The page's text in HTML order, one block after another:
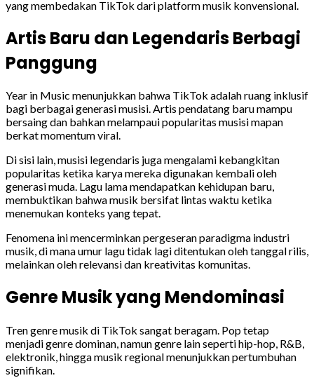
yang membedakan TikTok dari platform musik konvensional.
Artis Baru dan Legendaris Berbagi
Panggung
Year in Music menunjukkan bahwa TikTok adalah ruang inklusif
bagi berbagai generasi musisi. Artis pendatang baru mampu
bersaing dan bahkan melampaui popularitas musisi mapan
berkat momentum viral.
Di sisi lain, musisi legendaris juga mengalami kebangkitan
popularitas ketika karya mereka digunakan kembali oleh
generasi muda. Lagu lama mendapatkan kehidupan baru,
membuktikan bahwa musik bersifat lintas waktu ketika
menemukan konteks yang tepat.
Fenomena ini mencerminkan pergeseran paradigma industri
musik, di mana umur lagu tidak lagi ditentukan oleh tanggal rilis,
melainkan oleh relevansi dan kreativitas komunitas.
Genre Musik yang Mendominasi
Tren genre musik di TikTok sangat beragam. Pop tetap
menjadi genre dominan, namun genre lain seperti hip-hop, R&B,
elektronik, hingga musik regional menunjukkan pertumbuhan
signifikan.